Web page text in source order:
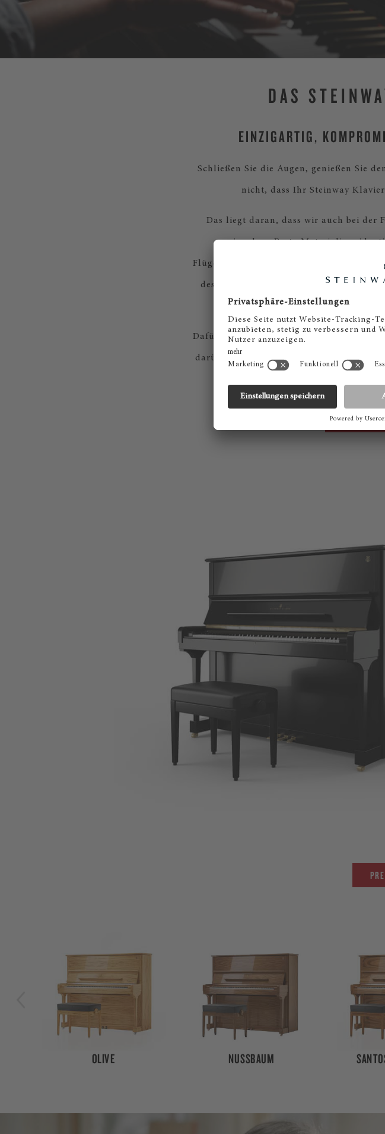
DAS
EINZIGARTIG,
Schließen Sie die Augen, genießen Sie
nicht, dass Ihr Steinway
Das liegt daran, dass wir auch bei der
eingehen. Beste Materialien,
Flügelherstellung, Liebe zum Detail und
des Steinway Klaviers höchste
unseren Klavieren unschlagbaren
Dafür sorgt auch dasDolce Pedal ,
darüber erfahren? Dann vereinbaren Sie
JETZT
NUSSBAUM SANTOS PALISANDER